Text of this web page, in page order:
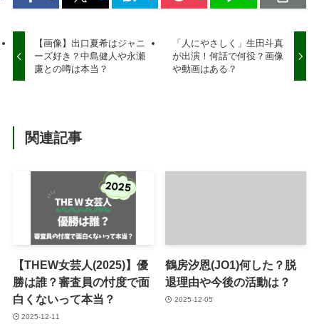
【画像】出口夏希はジャニ
ーズ好き？中島健人や永瀬
廉との噂は本当？
「人にやさしく」生田斗真
が出演！何話で何役？画像
や動画はある？
関連記事
【THEW女芸人(2025)】優
勝は誰？審査員の忖度で面
白くないって本当？
2025-12-11
鶴房汐恩(JO1)何した？脱
退理由や今後の活動は？
2025-12-05